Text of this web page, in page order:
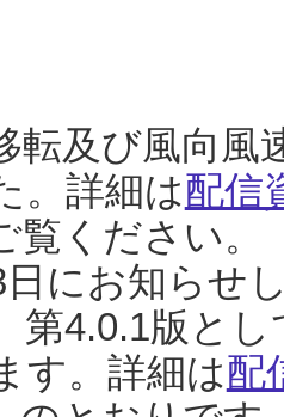
転及び風向風
。詳細は配信
覧ください。
にお知らせ
第4.0.1版と
す。詳細は配